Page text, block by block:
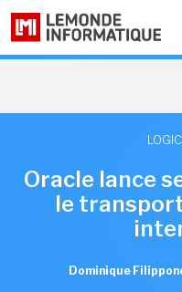
Oracle lance
le
Dominique